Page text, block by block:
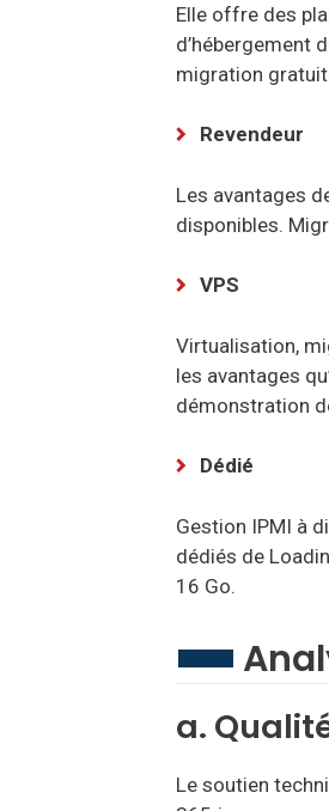
Elle offre des
d’hébergement
migration
Revendeur
Les avantages
disponibles.
VPS
Virtualisation,
les avantages
démonstration
Dédié
Gestion IPMI à
dédiés de
16 Go.
a.
Le soutien